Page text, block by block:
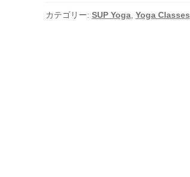
カテゴリー: SUP Yoga, Yoga Classes